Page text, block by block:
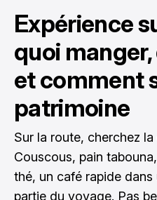
Expérience
quoi
et comment
patrimoine
Sur la route, cherchez
Couscous, pain
thé, un café rapide
partie du voyage. Pas